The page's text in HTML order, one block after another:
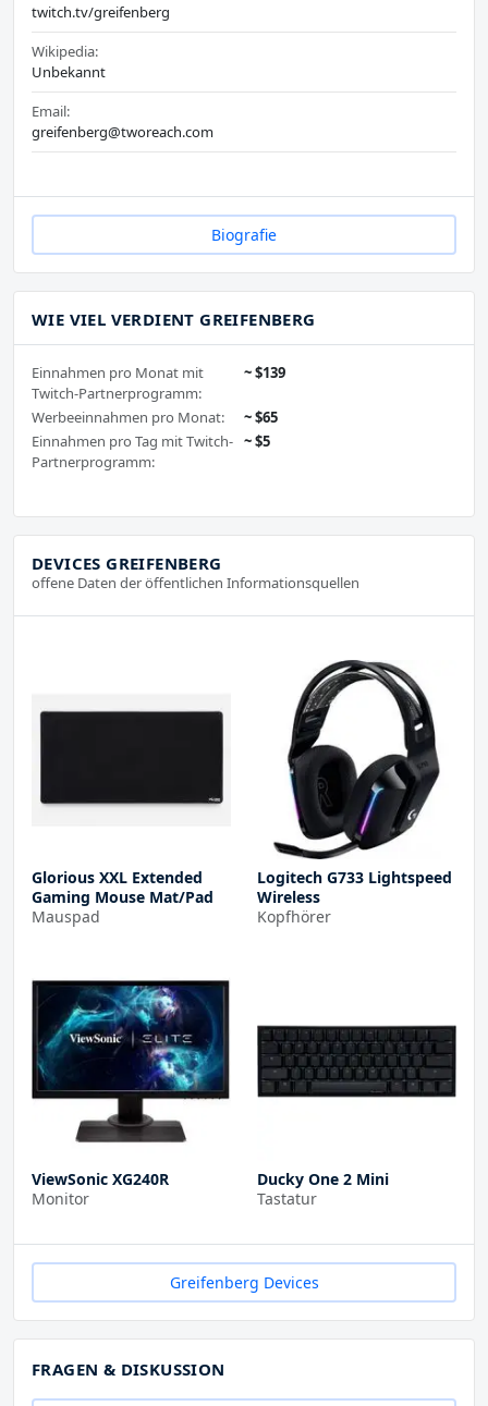
twitch.tv/greifenberg
Wikipedia:
Unbekannt
Email:
greifenberg@tworeach.com
Biografie
WIE VIEL VERDIENT GREIFENBERG
Einnahmen pro Monat mit
Twitch-Partnerprogramm:
~ $139
Werbeeinnahmen pro Monat:
~ $65
Einnahmen pro Tag mit Twitch-
Partnerprogramm:
~ $5
DEVICES GREIFENBERG
offene Daten der öffentlichen Informationsquellen
Glorious XXL Extended
Gaming Mouse Mat/Pad
Mauspad
Logitech G733 Lightspeed
Wireless
Kopfhörer
ViewSonic XG240R
Monitor
Ducky One 2 Mini
Tastatur
Greifenberg Devices
FRAGEN & DISKUSSION